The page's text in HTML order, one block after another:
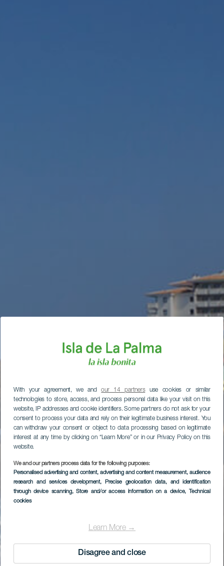
With your agreement, we andour 14 partnersuse cookies or similar
technologies to store, access, and process personal data like your visit on this
website, IP addresses and cookie identifiers. Some partners do not ask for your
consent to process your data and rely on their legitimate business interest. You
can withdraw your consent or object to data processing based on legitimate
interest at any time by clicking on “Learn More” or in our Privacy Policy on this
website.
We and our partners process data for the following purposes:
Personalised advertising and content, advertising and content measurement, audience
research and services development, Precise geolocation data, and identification
through device scanning, Store and/or access information on a device, Technical
cookies
Learn More →
Disagree and close